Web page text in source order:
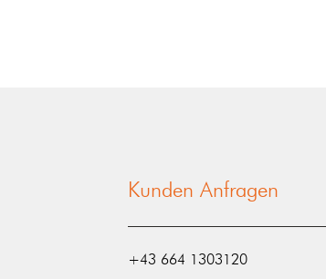
Kunden Anfragen
‭+43 664 1303120‬